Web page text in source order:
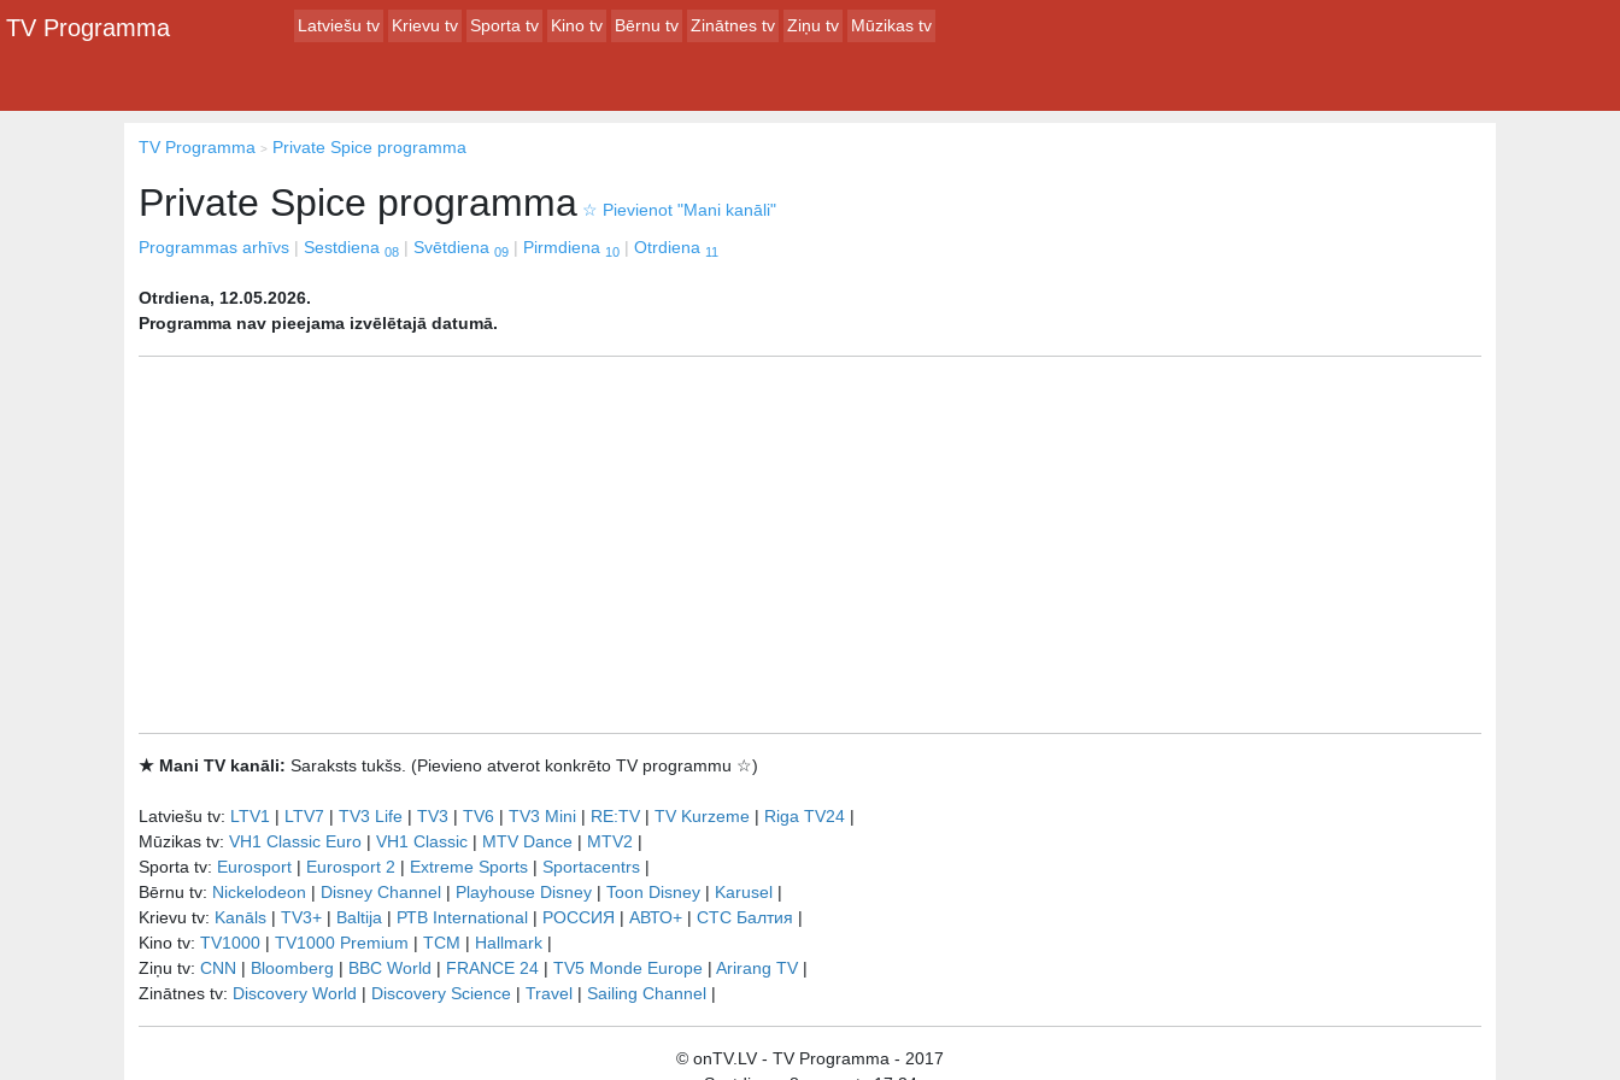
TV Programma Latviešu tv Krievu tv Sporta tv Kino tv Bērnu tv Zinātnes tv Ziņu tv Mūzikas tv
TV Programma Private Spice programma
Private Spice programma ☆ Pievienot "Mani kanāli"
Programmas arhīvs
Sestdiena 08 Svētdiena 09 Pirmdiena 10 Otrdiena 11
Otrdiena, 12.05.2026.
Programma nav pieejama izvēlētajā datumā.
★ Mani TV kanāli: Saraksts tukšs. (Pievieno atverot konkrēto TV programmu ☆)
Latviešu tv: LTV1 | LTV7 | TV3 Life | TV3 | TV6 | TV3 Mini | RE:TV | TV Kurzeme | Riga TV24 |
Mūzikas tv: VH1 Classic Euro | VH1 Classic | MTV Dance | MTV2 |
Sporta tv: Eurosport | Eurosport 2 | Extreme Sports | Sportacentrs |
Bērnu tv: Nickelodeon | Disney Channel | Playhouse Disney | Toon Disney | Karusel |
Krievu tv: Kanāls | TV3+ | Baltija | РТB International | РОССИЯ | АВТО+ | СТС Балтия |
Kino tv: TV1000 | TV1000 Premium | TCM | Hallmark |
Ziņu tv: CNN | Bloomberg | BBC World | FRANCE 24 | TV5 Monde Europe | Arirang TV |
Zinātnes tv: Discovery World | Discovery Science | Travel | Sailing Channel |
© onTV.LV - TV Programma - 2017